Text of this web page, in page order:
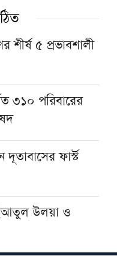
সম্মেলন
সভা
প্রস্তুতির
ফাঁস, ক্ষুব্ধ ট্রাম্পের
শীর্ষ ৫ প্রভাবশালী
৩১০ পরিবারের
ফার্স্ট
উলয়া ও